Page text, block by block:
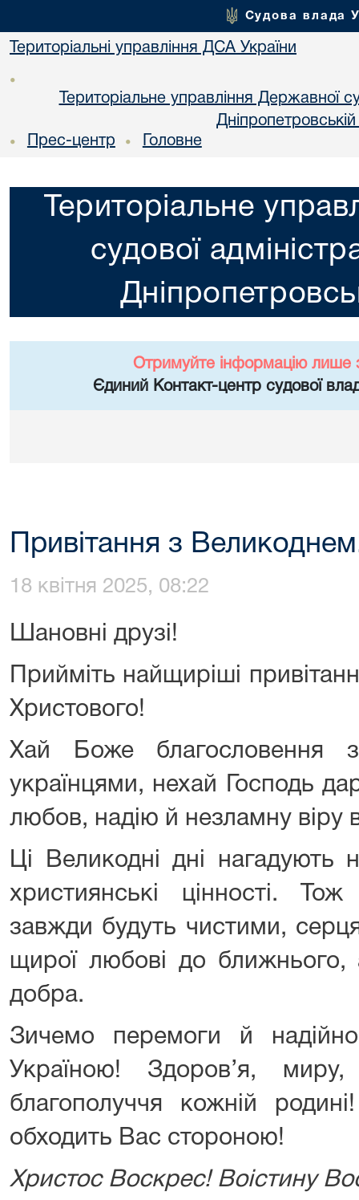
Судова влада
Територіальні управління ДСА України
•
Територіальне управління Державної
• Прес-центр • Головне
Територіальне
судової
Отримуйте інформацію лише
Єдиний Контакт-центр судової
Привітання з
18 квітня 2025, 08:22
Шановні друзі!
Прийміть найщиріші
Христового!
Хай Боже благословення
українцями, нехай Господь
любов, надію й незламну віру
Ці Великодні дні нагадують
християнські цінності.
завжди будуть чистими,
щирої любові до ближнього,
добра.
Зичемо перемоги й
Україною! Здоров’я,
благополуччя кожній
обходить Вас стороною!
Христос Воскрес! Воістину